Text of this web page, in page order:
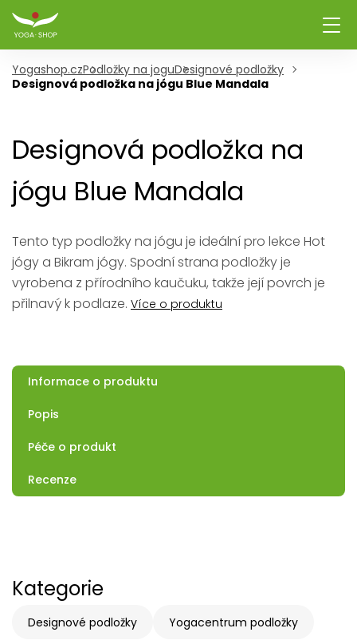
Yogashop.czPodložky na joguDesignové podložky
Designová podložka na jógu Blue Mandala
Designová podložka na
jógu Blue Mandala
Tento typ podložky na jógu je ideální pro lekce Hot
jógy a Bikram jógy. Spodní strana podložky je
vyrobena z přírodního kaučuku, takže její povrch je
přilnavý k podlaze. Více o produktu
Informace o produktu
Popis
Péče o produkt
Recenze
Kategorie
Designové podložky Yogacentrum podložky